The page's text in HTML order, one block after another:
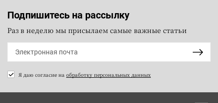
Подпишитесь на рассылку
Раз в неделю мы присылаем самые важные статьи
Я даю согласие на обработку персональных данных